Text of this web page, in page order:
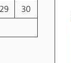
29
30